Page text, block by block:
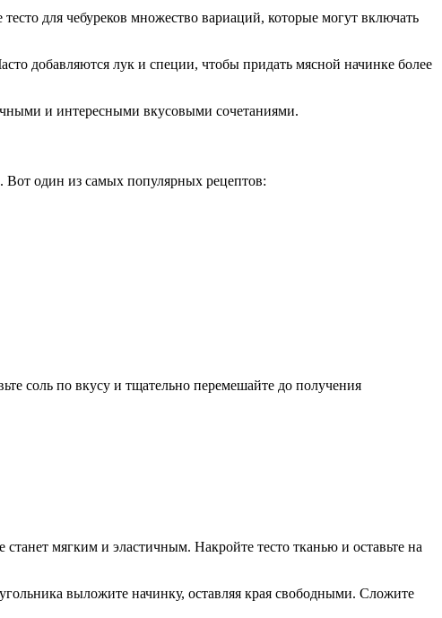
для чебуреков множество вариаций, которые могут включать
добавляются лук и специи, чтобы придать мясной начинке более
и интересными вкусовыми сочетаниями.
Вот один из самых популярных рецептов:
соль по вкусу и тщательно перемешайте до получения
мягким и эластичным. Накройте тесто тканью и оставьте на
выложите начинку, оставляя края свободными. Сложите